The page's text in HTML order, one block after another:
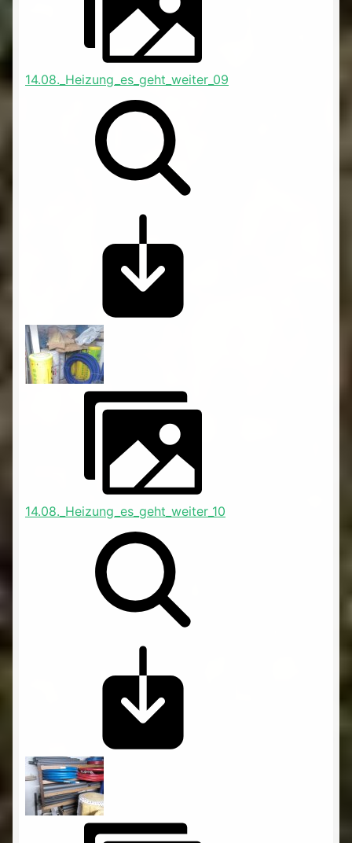
14.08._Heizung_es_geht_weiter_09
14.08._Heizung_es_geht_weiter_10